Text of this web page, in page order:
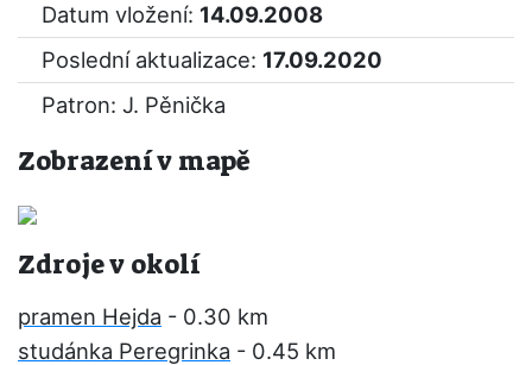
Datum vložení: 14.09.2008
Poslední aktualizace: 17.09.2020
Patron: J. Pěnička
Zobrazení v mapě
Zdroje v okolí
pramen Hejda - 0.30 km
studánka Peregrinka - 0.45 km